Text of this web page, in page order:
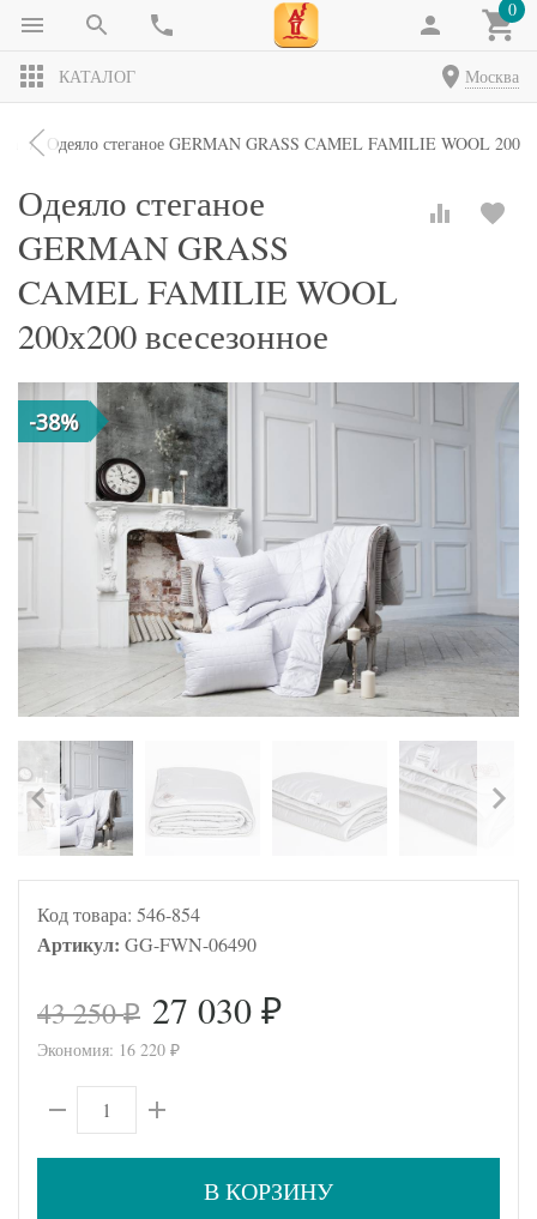
0
КАТАЛОГ Москва
Одеяло стеганое GERMAN GRASS CAMEL FAMILIE WOOL
Одеяло стеганое
GERMAN GRASS
CAMEL FAMILIE WOOL
200х200 всесезонное
-38%
Код товара: 546-854
Артикул: GG-FWN-06490
43 250₽ 27 030 ₽
Экономия: 16 220 ₽
В КОРЗИНУ